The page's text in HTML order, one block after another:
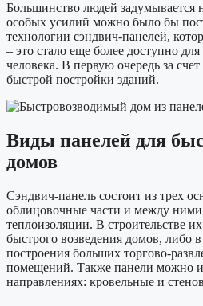
Большинство людей задумывается
особых усилий можно было бы
технологии сэндвич-панелей,
– это стало еще более доступно для
человека. В первую очередь за
быстрой постройки зданий.
Виды панелей для
домов
Сэндвич-панель состоит из трех
облицовочные части и между
теплоизоляции. В строительстве
быстрого возведения домов, либо
построения больших торгово-
помещений. Также панели можно
направлениях: кровельные и